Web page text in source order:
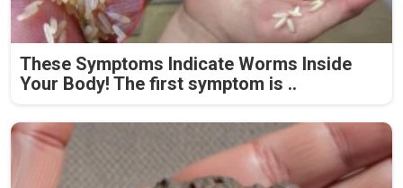
These Symptoms Indicate Worms Inside
Your Body! The first symptom is ..